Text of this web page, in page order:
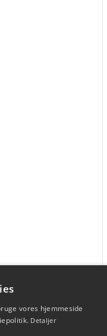
vores hjemmeside
Detaljer